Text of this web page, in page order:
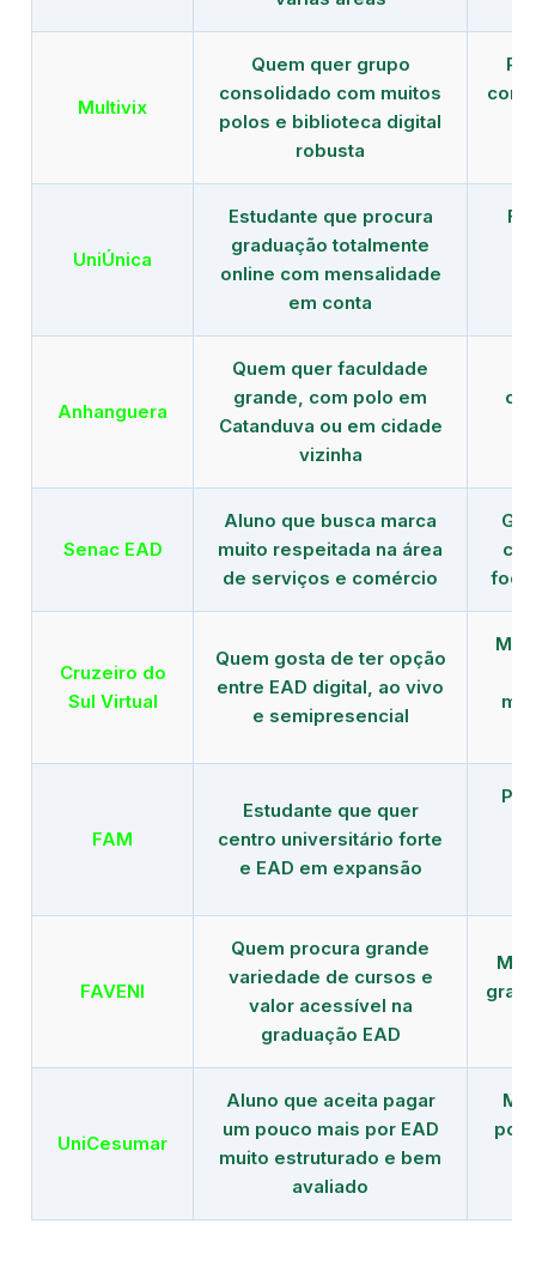
Multivix
Quem quer grupo
consolidado com muitos
polos e biblioteca digital
robusta
com
UniÚnica
Estudante que procura
graduação totalmente
online com mensalidade
em conta
Anhanguera
Quem quer faculdade
grande, com polo em
Catanduva ou em cidade
vizinha
Senac EAD
Aluno que busca marca
muito respeitada na área
de serviços e comércio
foco
Cruzeiro do
Sul Virtual
Quem gosta de ter opção
entre EAD digital, ao vivo
e semipresencial
FAM
Estudante que quer
centro universitário forte
e EAD em expansão
FAVENI
Quem procura grande
variedade de cursos e
valor acessível na
graduação EAD
UniCesumar
Aluno que aceita pagar
um pouco mais por EAD
muito estruturado e bem
avaliado